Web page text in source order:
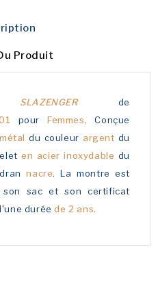
Produit
SLAZENGER de
pourFemmes,Conçue
du couleur argent du
en acier inoxydable du
nacre. La montre est
sac et son certificat
duréede 2 ans.